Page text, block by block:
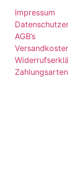
Impressum
AGB’s
Zahlungsarten